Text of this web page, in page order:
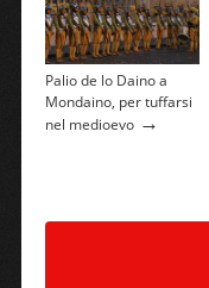
Palio de lo Daino a
Mondaino, per tuffarsi
nel medioevo→